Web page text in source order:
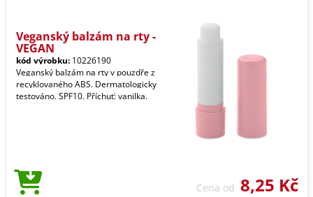
Veganský balzám na rty -
VEGAN
kód výrobku: 10226190
Veganský balzám na rty v pouzdře z
recyklovaného ABS. Dermatologicky
testováno. SPF10. Příchuť: vanilka.
Cena od 8,25 Kč